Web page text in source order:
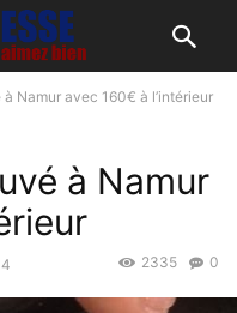
Namur avec 160€ à l’intérieur
à Namur
0
2335